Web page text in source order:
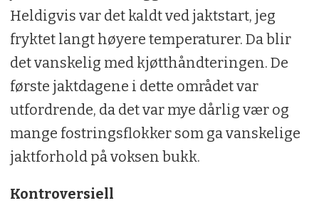
Heldigvis var det kaldt ved jaktstart, jeg
fryktet langt høyere temperaturer. Da blir
det vanskelig med kjøtthåndteringen. De
første jaktdagene i dette området var
utfordrende, da det var mye dårlig vær og
mange fostringsflokker som ga vanskelige
jaktforhold på voksen bukk.
Kontroversiell